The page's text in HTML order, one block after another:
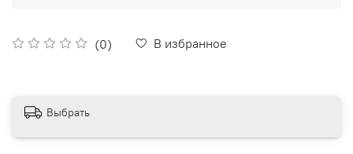
(0) В избранное
Выбрать